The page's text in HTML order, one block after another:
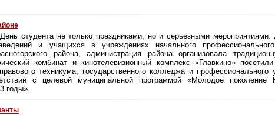
студента не только праздниками, но и серьезными мероприятиями.
и учащихся в учреждениях начального профессионального
района, администрация района организовала
комбинат и кинотелевизионный комплекс «Главкино»
техникума, государственного колледжа и
с целевой муниципальной программой «Молодое поколение
годы».